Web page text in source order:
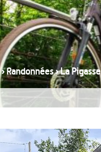
›Randonnées›La Pigasse